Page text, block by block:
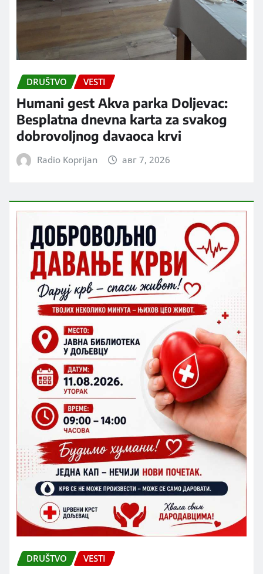
DRUŠTVO VESTI
Humani gest Akva parka Doljevac:
Besplatna dnevna karta za svakog
dobrovoljnog davaoca krvi
Radio Koprijan авг 7, 2026
DRUŠTVO VESTI